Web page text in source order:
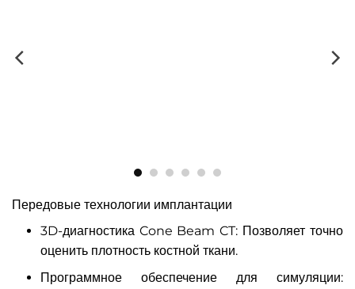
Передовые технологии имплантации
3D-диагностика Cone Beam CT: Позволяет точно
оценить плотность костной ткани.
Программное обеспечение для симуляции: